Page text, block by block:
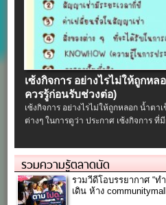
เซ้งกิจการ อย่างไรไม่ให้ถูกห
ควรรู้ก่อนรับช่วงต่อ)
เซ้งกิจการ อย่างไรไม่ให้ถูกหลอก น้ำต
ต่างๆ ในการดูว่า ประกาศ เซ้งกิจการ
รวมความรู้ตลาดนัด
รวมวีดีโอบรรยากาศ “
เดิน ห้าง communitymall